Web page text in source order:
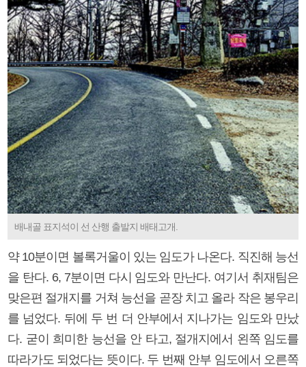
배내골 표지석이 선 산행 출발지 배태고개.
약 10분이면 볼록거울이 있는 임도가 나온다. 직진해 능선
을 탄다. 6, 7분이면 다시 임도와 만난다. 여기서 취재팀은
맞은편 절개지를 거쳐 능선을 곧장 치고 올라 작은 봉우리
를 넘었다. 뒤에 두 번 더 안부에서 지나가는 임도와 만났
다. 굳이 희미한 능선을 안 타고, 절개지에서 왼쪽 임도를
따라가도 되었다는 뜻이다. 두 번째 안부 임도에서 오른쪽